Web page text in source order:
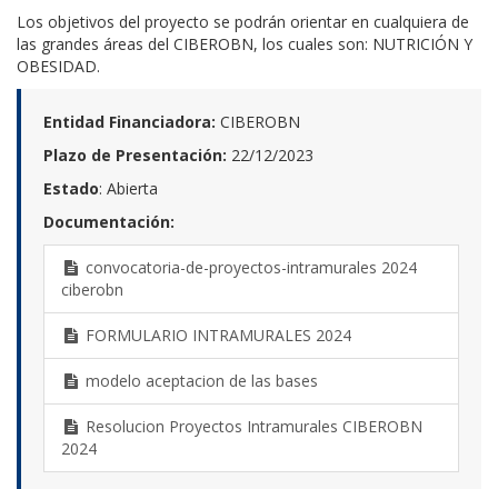
Los objetivos del proyecto se podrán orientar en cualquiera de
las grandes áreas del CIBEROBN, los cuales son: NUTRICIÓN Y
OBESIDAD.
Entidad Financiadora: CIBEROBN
Plazo de Presentación: 22/12/2023
Estado: Abierta
Documentación:
convocatoria-de-proyectos-intramurales 2024
ciberobn
FORMULARIO INTRAMURALES 2024
modelo aceptacion de las bases
Resolucion Proyectos Intramurales CIBEROBN
2024